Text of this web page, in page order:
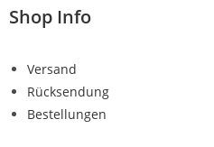
Shop Info
Versand
Rücksendung
Bestellungen